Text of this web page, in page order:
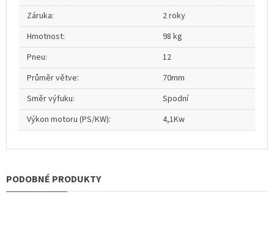
Záruka:
2 roky
Hmotnost:
98 kg
Pneu:
12
Průměr větve:
70mm
Směr výfuku:
Spodní
Výkon motoru (PS/KW): 4,1Kw